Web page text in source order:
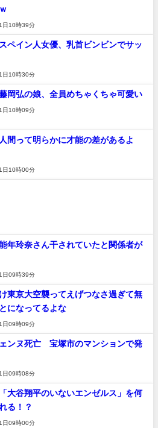
日10時39分
ペイン人女優、乳首ビンビンでサッ
日10時30分
藤岡弘の娘、全員めちゃくちゃ可愛い
日10時09分
人間って明らかに才能の差があるよ
日10時00分
能年玲奈さん干されていたと関係者が
日09時39分
東京大空襲ってえげつなさ過ぎて無
になってるよな
日09時09分
ンヌ死亡 宝塚市のマンションで発
日09時08分
「大谷翔平のいないエンゼルス」を何
る！？
日09時00分